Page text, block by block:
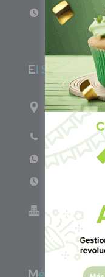
Lun - Vie
El Salvador
1ro Cll Pte, y
Salvador
Teléfono:
WhatsApp:
Lun - Vie
Green Know
220118-102-0
México